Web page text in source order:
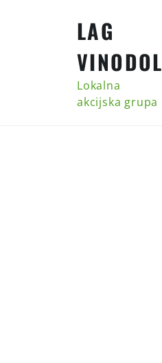
LAG
VINODOL
Lokalna
akcijska grupa